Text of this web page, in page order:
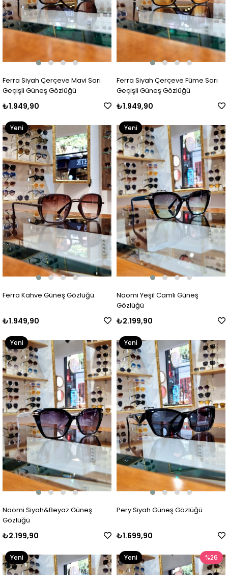
Ferra Siyah Çerçeve Mavi Sarı
Geçişli Güneş Gözlüğü
₺1.949,90
Ferra Siyah Çerçeve Füme Sarı
Geçişli Güneş Gözlüğü
₺1.949,90
Ferra Kahve Güneş Gözlüğü
₺1.949,90
Yeni
Ürün
Naomi Yeşil Camlı Güneş
Gözlüğü
₺2.199,90
Yeni
Ürün
Naomi Siyah&Beyaz Güneş
Gözlüğü
₺2.199,90
Yeni
Ürün
Pery Siyah Güneş Gözlüğü
₺1.699,90
Yeni
Ürün
Yeni
Ürün
%26
Yeni
Ürün